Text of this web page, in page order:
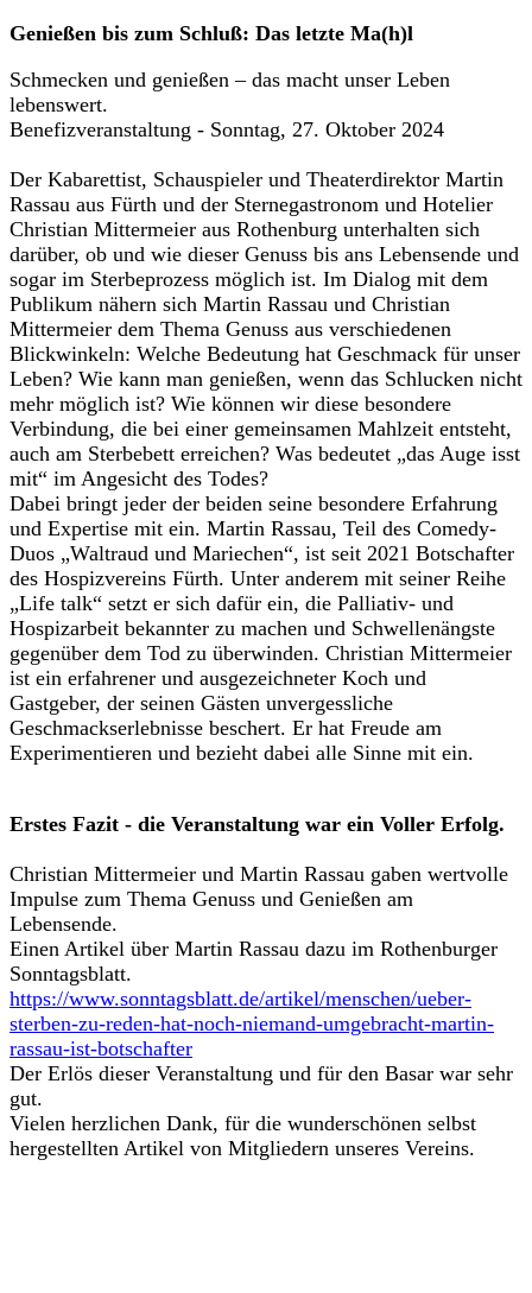
Genießen bis zum Schluß: Das letzte Ma(h)l
Schmecken und genießen – das macht unser Leben
lebenswert.
Benefizveranstaltung - Sonntag, 27. Oktober 2024
Der Kabarettist, Schauspieler und Theaterdirektor Martin
Rassau aus Fürth und der Sternegastronom und Hotelier
Christian Mittermeier aus Rothenburg unterhalten sich
darüber, ob und wie dieser Genuss bis ans Lebensende und
sogar im Sterbeprozess möglich ist. Im Dialog mit dem
Publikum nähern sich Martin Rassau und Christian
Mittermeier dem Thema Genuss aus verschiedenen
Blickwinkeln: Welche Bedeutung hat Geschmack für unser
Leben? Wie kann man genießen, wenn das Schlucken nicht
mehr möglich ist? Wie können wir diese besondere
Verbindung, die bei einer gemeinsamen Mahlzeit entsteht,
auch am Sterbebett erreichen? Was bedeutet „das Auge isst
mit“ im Angesicht des Todes?
Dabei bringt jeder der beiden seine besondere Erfahrung
und Expertise mit ein. Martin Rassau, Teil des Comedy-
Duos „Waltraud und Mariechen“, ist seit 2021 Botschafter
des Hospizvereins Fürth. Unter anderem mit seiner Reihe
„Life talk“ setzt er sich dafür ein, die Palliativ- und
Hospizarbeit bekannter zu machen und Schwellenängste
gegenüber dem Tod zu überwinden. Christian Mittermeier
ist ein erfahrener und ausgezeichneter Koch und
Gastgeber, der seinen Gästen unvergessliche
Geschmackserlebnisse beschert. Er hat Freude am
Experimentieren und bezieht dabei alle Sinne mit ein.
Erstes Fazit - die Veranstaltung war ein Voller Erfolg.
Christian Mittermeier und Martin Rassau gaben wertvolle
Impulse zum Thema Genuss und Genießen am
Lebensende.
Einen Artikel über Martin Rassau dazu im Rothenburger
Sonntagsblatt.
https://www.sonntagsblatt.de/artikel/menschen/ueber-
sterben-zu-reden-hat-noch-niemand-umgebracht-martin-
rassau-ist-botschafter
Der Erlös dieser Veranstaltung und für den Basar war sehr
gut.
Vielen herzlichen Dank, für die wunderschönen selbst
hergestellten Artikel von Mitgliedern unseres Vereins.